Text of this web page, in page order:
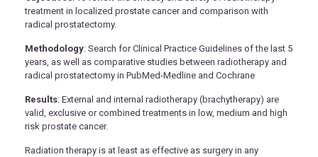
treatment in localized prostate cancer and comparison with
radical prostatectomy.
Methodology: Search for Clinical Practice Guidelines of the last 5
years, as well as comparative studies between radiotherapy and
radical prostatectomy in PubMed-Medline and Cochrane
Results: External and internal radiotherapy (brachytherapy) are
valid, exclusive or combined treatments in low, medium and high
risk prostate cancer.
Radiation therapy is at least as effective as surgery in any